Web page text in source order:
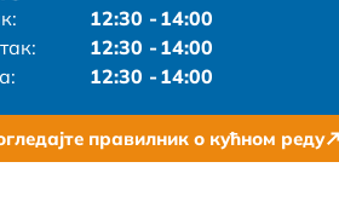
: 12:30 - 14:00
: 12:30 - 14:00
: 12:30 - 14:00
правилник о кућном реду